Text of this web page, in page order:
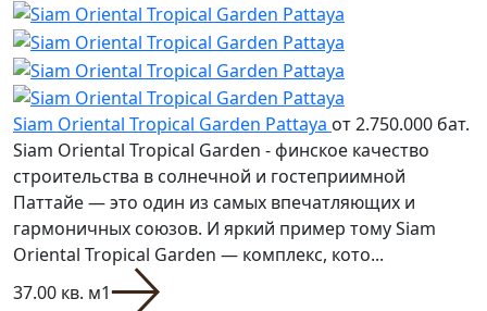
Siam Oriental Tropical Garden Pattaya от 2.750.000 бат.
Siam Oriental Tropical Garden - финское качество
строительства в солнечной и гостеприимной
Паттайе — это один из самых впечатляющих и
гармоничных союзов. И яркий пример тому Siam
Oriental Tropical Garden — комплекс, кото...
37.00 кв. м1